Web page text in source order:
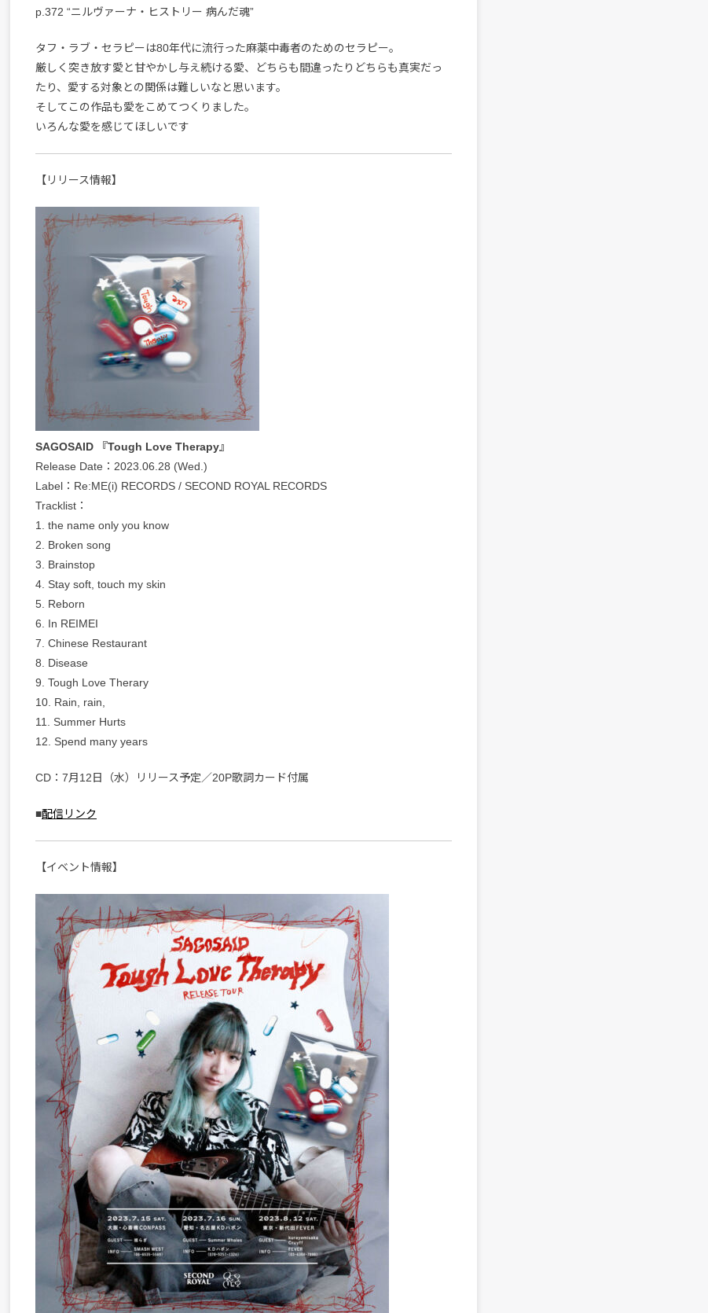
p.372 “ニルヴァーナ・ヒストリー 病んだ魂”
タフ・ラブ・セラピーは80年代に流行った麻薬中毒者のためのセラピー。
厳しく突き放す愛と甘やかし与え続ける愛、どちらも間違ったりどちらも真実だっ
たり、愛する対象との関係は難しいなと思います。
そしてこの作品も愛をこめてつくりました。
いろんな愛を感じてほしいです
【リリース情報】
SAGOSAID 『Tough Love Therapy』
Release Date：2023.06.28 (Wed.)
Label：Re:ME(i) RECORDS / SECOND ROYAL RECORDS
Tracklist：
1. the name only you know
2. Broken song
3. Brainstop
4. Stay soft, touch my skin
5. Reborn
6. In REIMEI
7. Chinese Restaurant
8. Disease
9. Tough Love Therary
10. Rain, rain,
11. Summer Hurts
12. Spend many years
CD：7月12日（水）リリース予定／20P歌詞カード付属
■配信リンク
【イベント情報】